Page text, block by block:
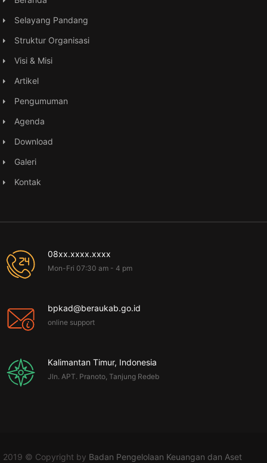
Selayang Pandang
Struktur Organisasi
Visi & Misi
Artikel
Pengumuman
Agenda
Download
Galeri
Kontak
08xx.xxxx.xxxx
Mon-Fri 07:30 am - 4 pm
bpkad@beraukab.go.id
online support
Kalimantan Timur, Indonesia
Jln. APT. Pranoto, Tanjung Redeb
2019 © Copyright by Badan Pengelolaan Keuangan dan Aset